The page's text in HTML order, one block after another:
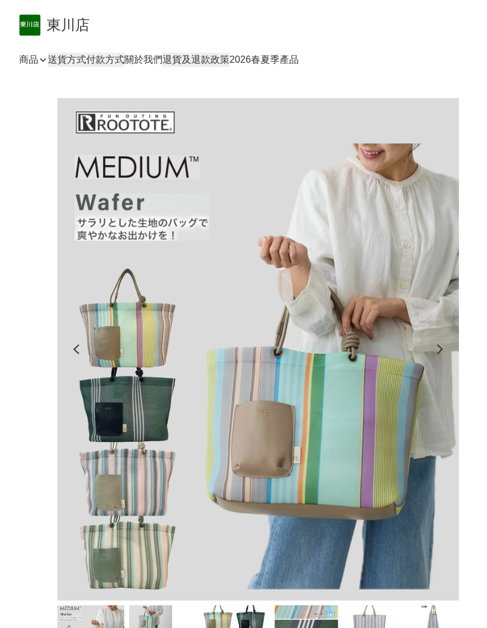
東川店
商品 送貨方式付款方式關於我們退貨及退款政策2026春夏季產品